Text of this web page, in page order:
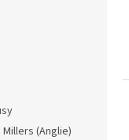
Millers (Anglie)